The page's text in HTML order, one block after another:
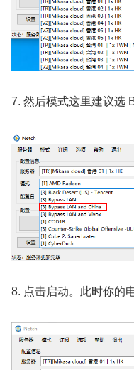
7. 然后模式这里建议选
8. 点击启动。此时你的